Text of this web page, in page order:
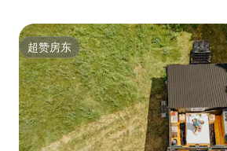
超赞房东
超赞房东